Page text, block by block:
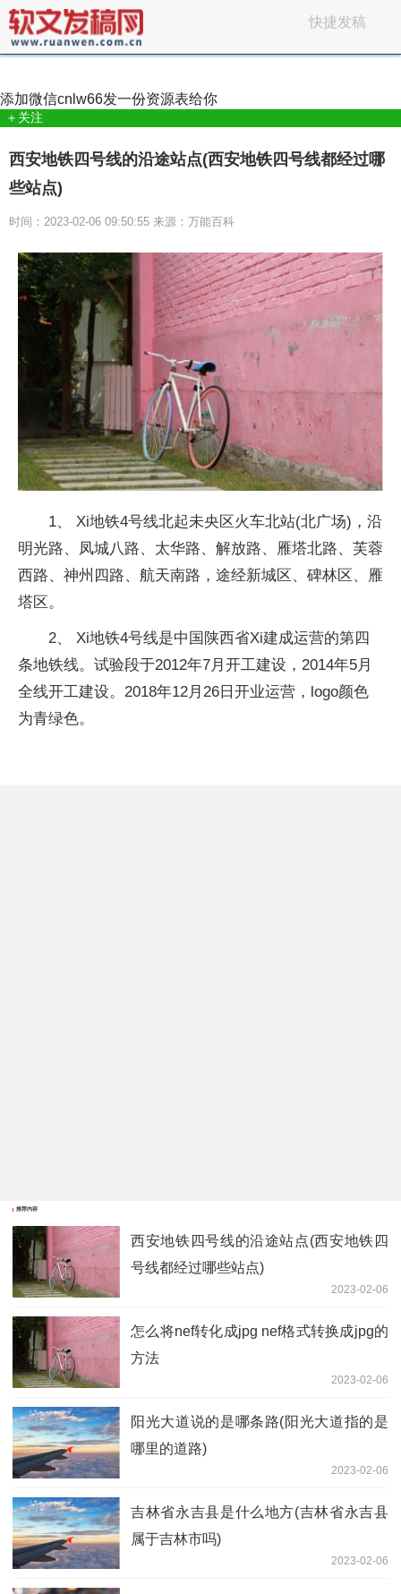
快捷发稿
添加微信cnlw66发一份资源表给你
＋关注
西安地铁四号线的沿途站点(西安地铁四号线都经过哪
些站点)
时间：2023-02-06 09:50:55 来源：万能百科
1、 Xi地铁4号线北起未央区火车北站(北广场)，沿
明光路、凤城八路、太华路、解放路、雁塔北路、芙蓉
西路、神州四路、航天南路，途经新城区、碑林区、雁
塔区。
2、 Xi地铁4号线是中国陕西省Xi建成运营的第四
条地铁线。试验段于2012年7月开工建设，2014年5月
全线开工建设。2018年12月26日开业运营，logo颜色
为青绿色。
推荐内容
西安地铁四号线的沿途站点(西安地铁四
号线都经过哪些站点)
2023-02-06
怎么将nef转化成jpg nef格式转换成jpg的
方法
2023-02-06
阳光大道说的是哪条路(阳光大道指的是
哪里的道路)
2023-02-06
吉林省永吉县是什么地方(吉林省永吉县
属于吉林市吗)
2023-02-06